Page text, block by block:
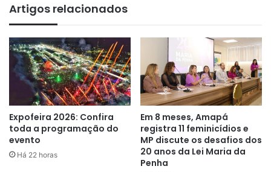
conhecido por uma rede social. A mulher declarou que
José Carlos era uma boa pessoa, mas toda vez que fazia
ingestão de bebida alcoólica se‘transformava’, passando
a agredi-la.
A mulher contou que o companheiro estava bebendo
desde segunda-feira (8), e que na terça-feira, ele chegou
em casa alterado, ameaçando quebrar o carro e atear fogo
na casa. Os dois filhos da mulher estavam em casa e
Fabiano teria entrado em luta corporal com o padrasto,
atingindo-lhe em seguida com a arma branca.
Artigos relacionados
Expofeira 2026: Confira
toda a programação do
evento
Há 22 horas
Em 8 meses, Amapá
registra 11 feminicídios e
MP discute os desafios dos
20 anos da Lei Maria da
Penha